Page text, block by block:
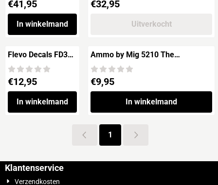
€41,95
In winkelmand
€32,95
Uitverkocht
Flevo Decals FD32-
015 Civil aviation
over the
Netherlands 'part 1'
Prijs: 12,95
€12,95
In winkelmand
Ammo by Mig 5210 The
WEATHERING Aircraft Magazine
'ARMAMENT'
Prijs: 9,95
€9,95
In winkelmand
1
Klantenservice
Verzendkosten